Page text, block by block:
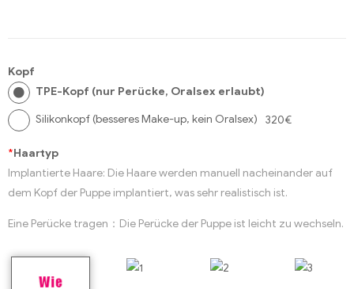
Kopf
TPE-Kopf (nur Perücke, Oralsex erlaubt)
Silikonkopf (besseres Make-up, kein Oralsex) 320€
*Haartyp
Implantierte Haare: Die Haare werden manuell nacheinander auf
dem Kopf der Puppe implantiert, was sehr realistisch ist.
Eine Perücke tragen：Die Perücke der Puppe ist leicht zu wechseln.